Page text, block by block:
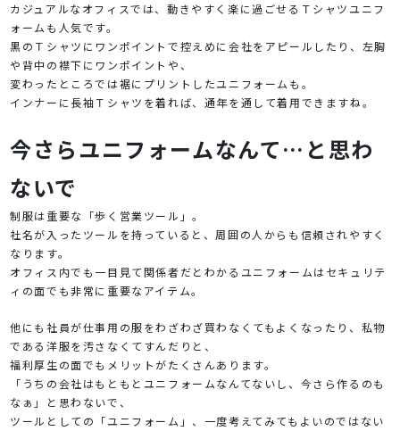
カジュアルなオフィスでは、動きやすく楽に過ごせるＴシャツユニフ
ォームも人気です。
黒のＴシャツにワンポイントで控えめに会社をアピールしたり、左胸
や背中の襟下にワンポイントや、
変わったところでは裾にプリントしたユニフォームも。
インナーに長袖Ｔシャツを着れば、通年を通して着用できますね。
今さらユニフォームなんて…と思わ
ないで
制服は重要な「歩く営業ツール」。
社名が入ったツールを持っていると、周囲の人からも信頼されやすく
なります。
オフィス内でも一目見て関係者だとわかるユニフォームはセキュリテ
ィの面でも非常に重要なアイテム。
他にも社員が仕事用の服をわざわざ買わなくてもよくなったり、私物
である洋服を汚さなくてすんだりと、
福利厚生の面でもメリットがたくさんあります。
「うちの会社はもともとユニフォームなんてないし、今さら作るのも
なぁ」と思わないで、
ツールとしての「ユニフォーム」、一度考えてみてもよいのではない